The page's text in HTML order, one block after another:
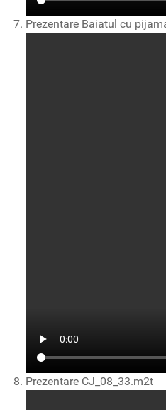
Prezentare Baiatul cu
Prezentare CJ_08_33.m2t